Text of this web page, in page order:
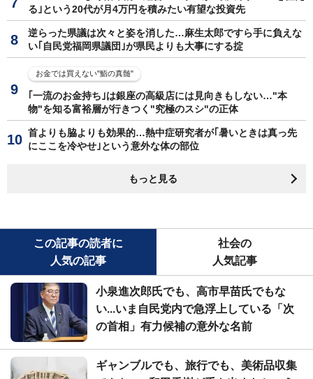
る｣という20代が月4万円を積みたい有望な投資先
逆らった県議は次々と姿を消した…麻生太郎ですら手に負えな
い｢自民党福岡県議団｣が県民よりも大事にする掟
お金では買えない"鮨の真髄"
｢一流のお金持ち｣は銀座の高級店には見向きもしない…"本
物"を知る富裕層が行きつく"究極のスシ"の正体
首よりも脇よりも効果的…熱中症研究者が｢暑いときは真っ先
にここを冷やせ｣という意外な体の部位
もっと見る
この記事の読者に
人気の記事
社会の
人気記事
小泉進次郎氏でも、高市早苗氏でもな
い...いま自民党内で急浮上している「次
の首相」有力候補の意外な名前
ギャンブルでも、旅行でも、美術品収集